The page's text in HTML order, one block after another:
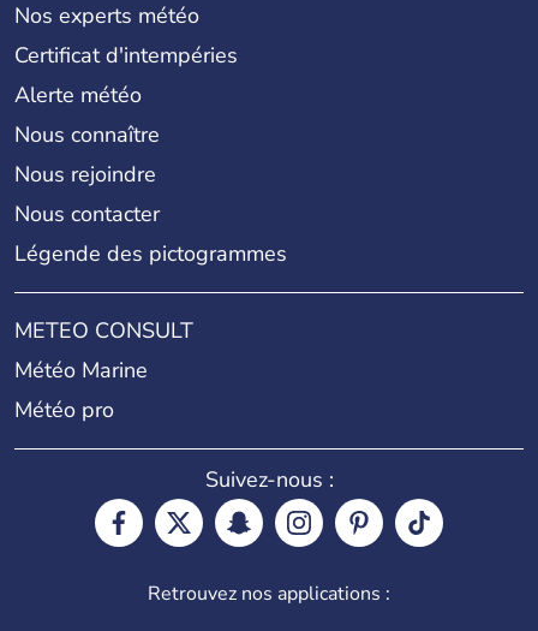
Nos experts météo
Certificat d'intempéries
Alerte météo
Nous connaître
Nous rejoindre
Nous contacter
Légende des pictogrammes
METEO CONSULT
Météo Marine
Météo pro
Suivez-nous :
Retrouvez nos applications :